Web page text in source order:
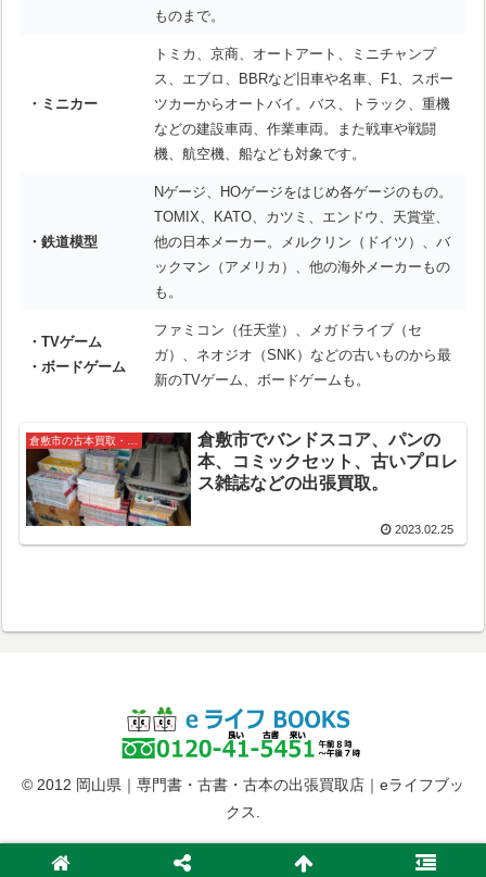
ものまで。
・ミニカー
トミカ、京商、オートアート、ミニチャンプ
ス、エブロ、BBRなど旧車や名車、F1、スポー
ツカーからオートバイ。バス、トラック、重機
などの建設車両、作業車両。また戦車や戦闘
機、航空機、船なども対象です。
・鉄道模型
Nゲージ、HOゲージをはじめ各ゲージのもの。
TOMIX、KATO、カツミ、エンドウ、天賞堂、
他の日本メーカー。メルクリン（ドイツ）、バ
ックマン（アメリカ）、他の海外メーカーもの
も。
・TVゲーム
・ボードゲーム
ファミコン（任天堂）、メガドライブ（セ
ガ）、ネオジオ（SNK）などの古いものから最
新のTVゲーム、ボードゲームも。
倉敷市の古本買取・出張買取
倉敷市でバンドスコア、パンの
本、コミックセット、古いプロレ
ス雑誌などの出張買取。
2023.02.25
© 2012 岡山県｜専門書・古書・古本の出張買取店｜eライフブッ
クス.